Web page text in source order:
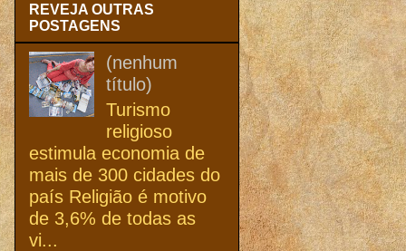
REVEJA OUTRAS
POSTAGENS
(nenhum
título)
Turismo
religioso
estimula economia de
mais de 300 cidades do
país Religião é motivo
de 3,6% de todas as
vi...